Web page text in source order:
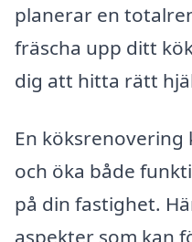
planerar en
fräscha upp ditt
dig att hitta rätt
En
och öka både
på din fastighet.
aspekter som kan